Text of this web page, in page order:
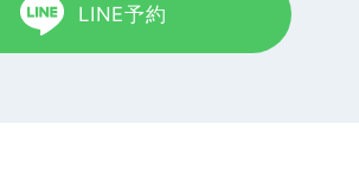
LINE予約